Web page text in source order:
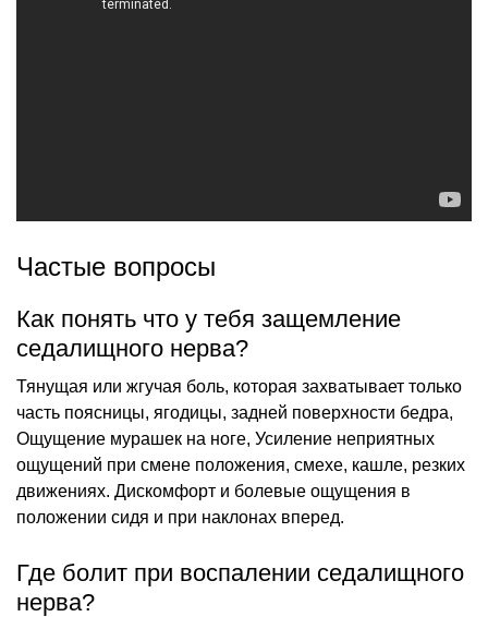
Частые вопросы
Как понять что у тебя защемление
седалищного нерва?
Тянущая или жгучая боль, которая захватывает только
часть поясницы, ягодицы, задней поверхности бедра,
Ощущение мурашек на ноге, Усиление неприятных
ощущений при смене положения, смехе, кашле, резких
движениях. Дискомфорт и болевые ощущения в
положении сидя и при наклонах вперед.
Где болит при воспалении седалищного
нерва?